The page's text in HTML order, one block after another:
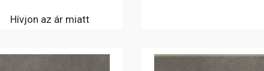
Hívjon az ár miatt